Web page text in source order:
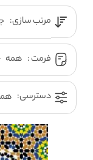
مرتب سازی:
فرمت :
دسترسی: